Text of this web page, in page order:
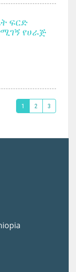
ፍርድ
የሀራጅ
1 2 3